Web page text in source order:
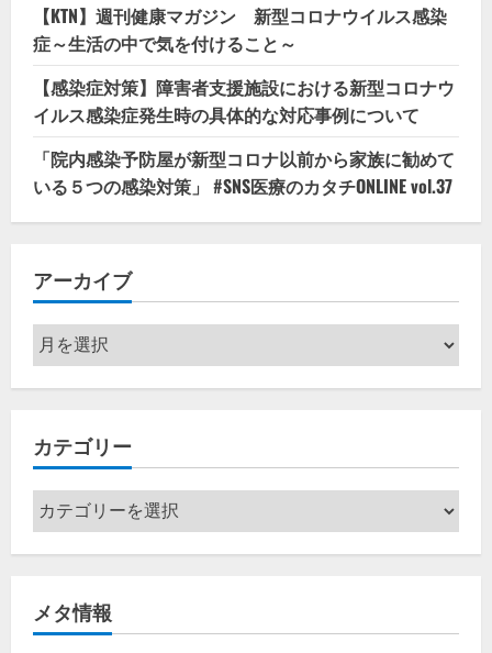
【KTN】週刊健康マガジン 新型コロナウイルス感染
症～生活の中で気を付けること～
【感染症対策】障害者支援施設における新型コロナウ
イルス感染症発生時の具体的な対応事例について
「院内感染予防屋が新型コロナ以前から家族に勧めて
いる５つの感染対策」 #SNS医療のカタチONLINE vol.37
アーカイブ
ア
ー
カ
ブ
カテゴリー
カ
テ
ゴ
ー
メタ情報